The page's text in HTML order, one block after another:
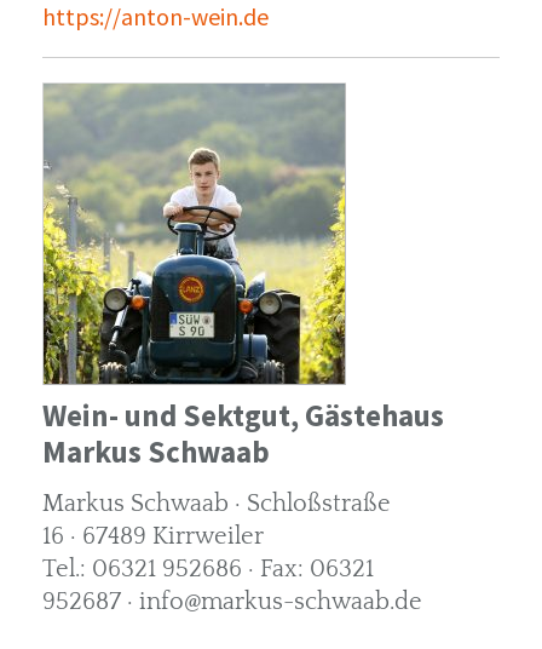
https://anton-wein.de
Wein- und Sektgut, Gästehaus
Markus Schwaab
Markus Schwaab · Schloßstraße
16 · 67489 Kirrweiler
Tel.: 06321 952686 · Fax: 06321
952687 · info@markus-schwaab.de